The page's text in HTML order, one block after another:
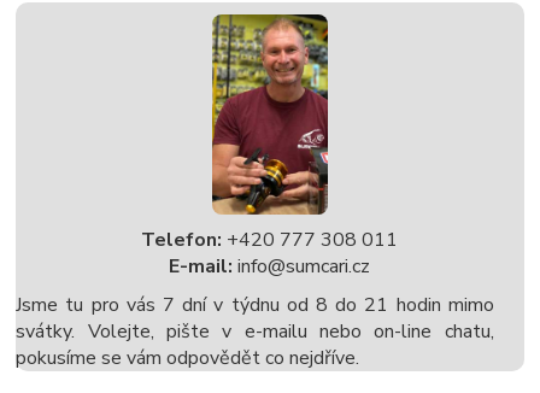
Telefon: +420 777 308 011
E-mail: info@sumcari.cz
Jsme tu pro vás 7 dní v týdnu od 8 do 21 hodin mimo
svátky. Volejte, pište v e-mailu nebo on-line chatu,
pokusíme se vám odpovědět co nejdříve.